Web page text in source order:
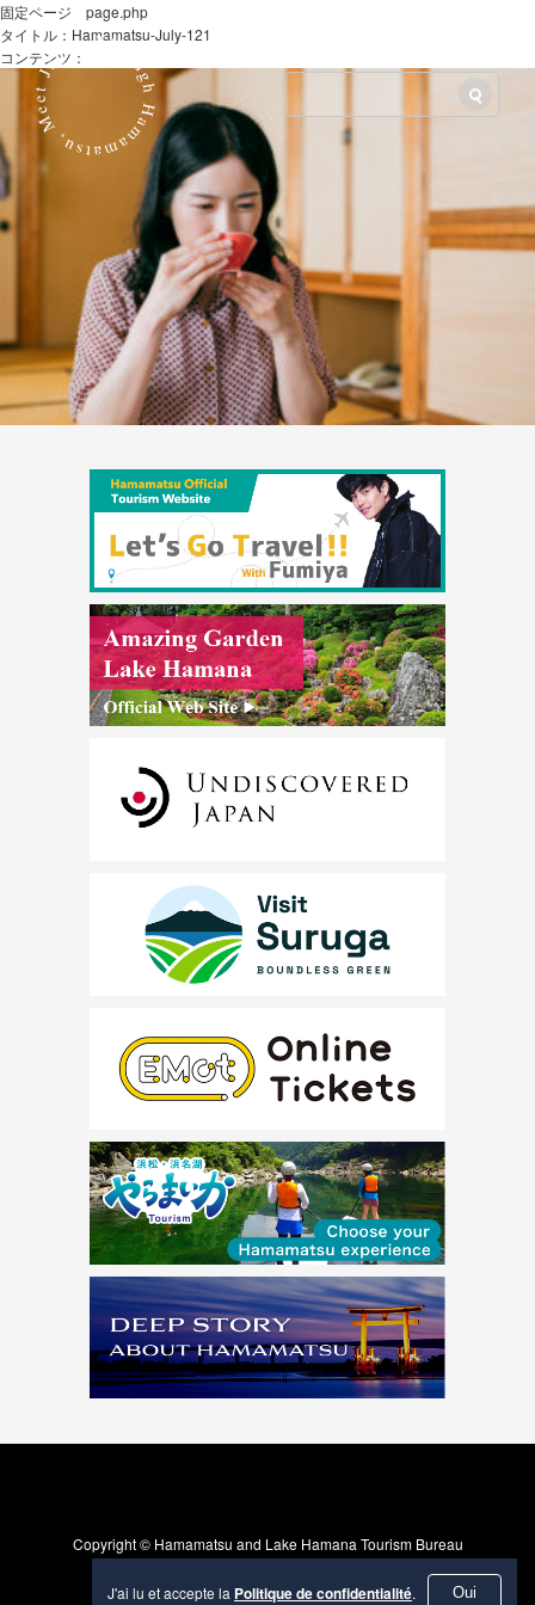
J'ai lu et accepte la Politique de confidentialité. Oui
固定ページ page.php
タイトル：Hamamatsu-July-121
コンテンツ：
Copyright © Hamamatsu and Lake Hamana Tourism Bureau